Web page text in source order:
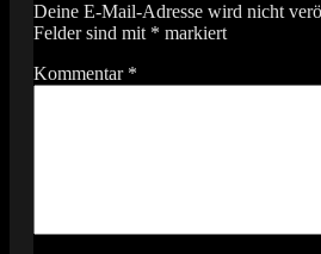
Deine E-Mail-Adresse wird nicht
Felder sind mit * markiert
Kommentar *